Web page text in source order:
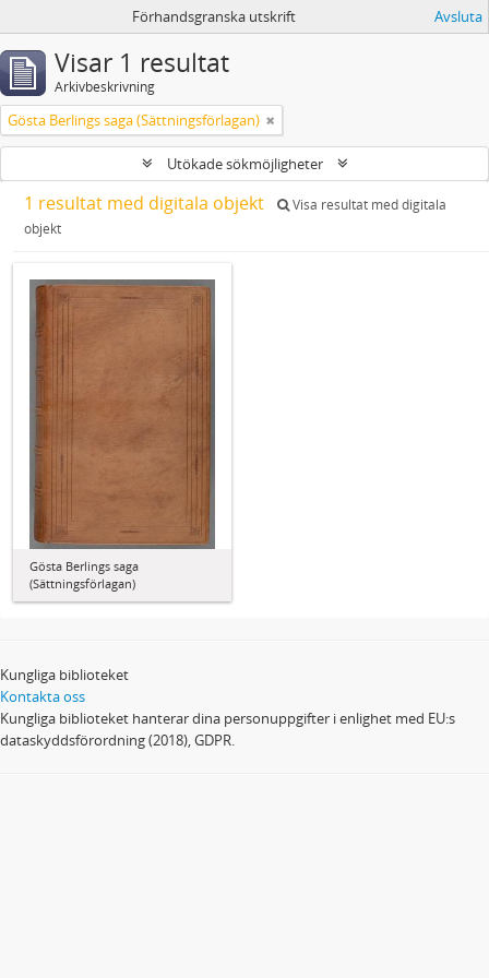
Förhandsgranska utskrift Avsluta
Visar 1 resultat
Arkivbeskrivning
Gösta Berlings saga (Sättningsförlagan)
Utökade sökmöjligheter
1 resultat med digitala objekt
Visa resultat med digitala
objekt
Gösta Berlings saga
(Sättningsförlagan)
Kungliga biblioteket
Kontakta oss
Kungliga biblioteket hanterar dina personuppgifter i enlighet med EU:s
dataskyddsförordning (2018), GDPR.